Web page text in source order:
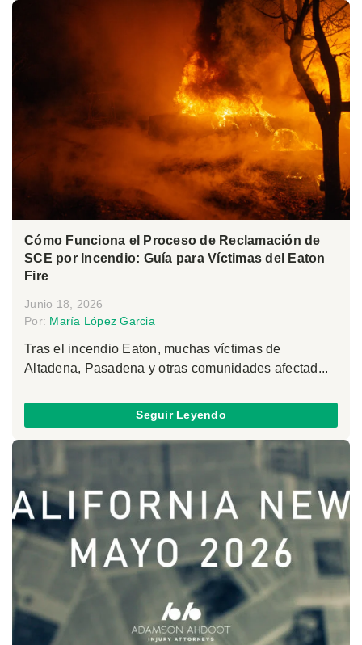
Cómo Funciona el Proceso de Reclamación de
SCE por Incendio: Guía para Víctimas del Eaton
Fire
Junio 18, 2026
Por: María López Garcia
Tras el incendio Eaton, muchas víctimas de
Altadena, Pasadena y otras comunidades afectad...
Seguir Leyendo